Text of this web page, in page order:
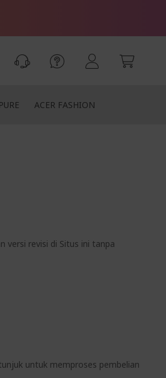
ACER FASHION
versi revisi di Situs ini tanpa
untuk memproses pembelian